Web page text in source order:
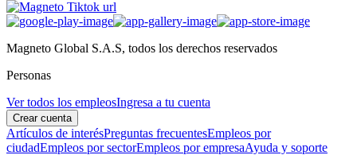
Magneto Global S.A.S, todos los derechos reservados
Personas
Ver todos los empleosIngresa a tu cuenta
Crear cuenta
Artículos de interésPreguntas frecuentesEmpleos por
ciudadEmpleos por sectorEmpleos por empresaAyuda y soporte